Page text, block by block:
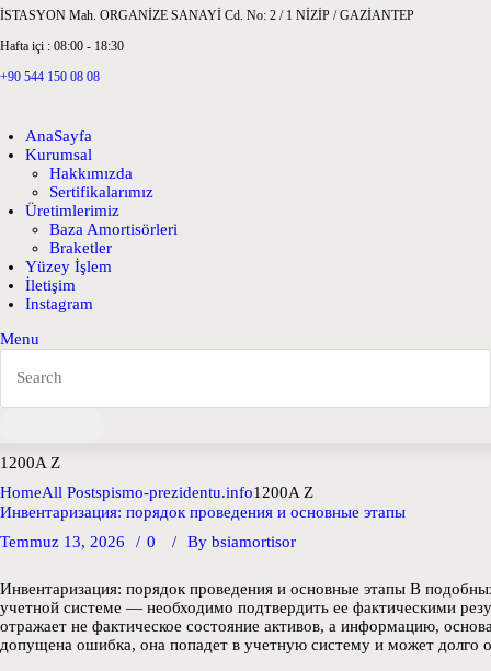
İSTASYON Mah. ORGANİZE SANAYİ Cd. No: 2 / 1 NİZİP / GAZİANTEP
Hafta içi : 08:00 - 18:30
+90 544 150 08 08
AnaSayfa
Kurumsal
Hakkımızda
Sertifikalarımız
Üretimlerimiz
Baza Amortisörleri
Braketler
Yüzey İşlem
İletişim
Instagram
Menu
1200A Z
HomeAll Postspismo-prezidentu.info1200A Z
Инвентаризация: порядок проведения и основные этапы
Temmuz 13, 2026
0 By bsiamortisor
Инвентаризация: порядок проведения и основные этапы В
учетной системе — необходимо подтвердить ее фактическими
отражает не фактическое состояние активов, а информацию,
допущена ошибка, она попадет в учетную систему и может